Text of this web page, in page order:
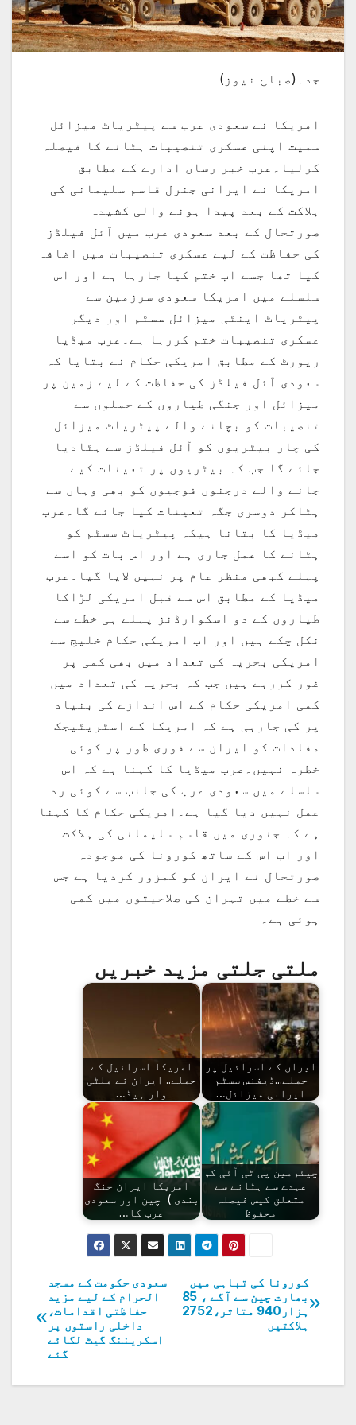
جدہ(صباح نیوز)
امریکا نے سعودی عرب سے پیٹریاٹ میزائل
سمیت اپنی عسکری تنصیبات ہٹانے کا فیصلہ
کرلیا۔عرب خبر رساں ادارے کے مطابق
امریکا نے ایرانی جنرل قاسم سلیمانی کی
ہلاکت کے بعد پیدا ہونے والی کشیدہ
صورتحال کے بعد سعودی عرب میں آئل فیلڈز
کی حفاظت کے لیے عسکری تنصیبات میں اضافہ
کیا تھا جسے اب ختم کیا جارہا ہے اور اس
سلسلے میں امریکا سعودی سرزمین سے
پیٹریاٹ اینٹی میزائل سسٹم اور دیگر
عسکری تنصیبات ختم کررہا ہے۔عرب میڈیا
رپورٹ کے مطابق امریکی حکام نے بتایا کہ
سعودی آئل فیلڈز کی حفاظت کے لیے زمین پر
میزائل اور جنگی طیاروں کے حملوں سے
تنصیبات کو بچانے والے پیٹریاٹ میزائل
کی چار بیٹریوں کو آئل فیلڈز سے ہٹادیا
جائے گا جب کہ بیٹریوں پر تعینات کیے
جانے والے درجنوں فوجیوں کو بھی وہاں سے
ہٹاکر دوسری جگہ تعینات کیا جائے گا۔عرب
میڈیا کا بتانا ہیکہ پیٹریاٹ سسٹم کو
ہٹانے کا عمل جاری ہے اور اس بات کو اسے
پہلے کبھی منظر عام پر نہیں لایا گیا۔عرب
میڈیا کے مطابق اس سے قبل امریکی لڑاکا
طیاروں کے دو اسکوارڈنز پہلے ہی خطے سے
نکل چکے ہیں اور اب امریکی حکام خلیج سے
امریکی بحریہ کی تعداد میں بھی کمی پر
غور کررہے ہیں جب کہ بحریہ کی تعداد میں
کمی امریکی حکام کے اس اندازے کی بنیاد
پر کی جارہی ہے کہ امریکا کے اسٹریٹیجک
مفادات کو ایران سے فوری طور پر کوئی
خطرہ نہیں۔عرب میڈیا کا کہنا ہے کہ اس
سلسلے میں سعودی عرب کی جانب سے کوئی رد
عمل نہیں دیا گیا ہے۔امریکی حکام کا کہنا
ہے کہ جنوری میں قاسم سلیمانی کی ہلاکت
اور اب اس کے ساتھ کورونا کی موجودہ
صورتحال نے ایران کو کمزور کردیا ہے جس
سے خطے میں تہران کی صلاحیتوں میں کمی
ہوئی ہے۔
ملتی جلتی مزید خبریں
ایران کے اسرائیل پر
حملے...ڈیفنس سسٹم
ایرانی میزائل…
امریکا اسرائیل کے
حملے.. ایران نے ملٹی
وار ہیڈ…
چیئرمین پی ٹی آئی کو
عہدے سے ہٹانے سے
متعلق کیس فیصلہ
محفوظ
امریکا ایران جنگ
بندی ) چین اور سعودی
عرب کا…
پوسٹوں
کی
سعودی حکومت کے مسجد
الحرام کے لیے مزید
حفاظتی اقدامات،
داخلی راستوں پر
اسکریننگ گیٹ لگائے
گئے
کورونا کی تباہی میں
بھارت چین سے آگے ، 85
ہزار940 متاثر،2752
ہلاکتیں